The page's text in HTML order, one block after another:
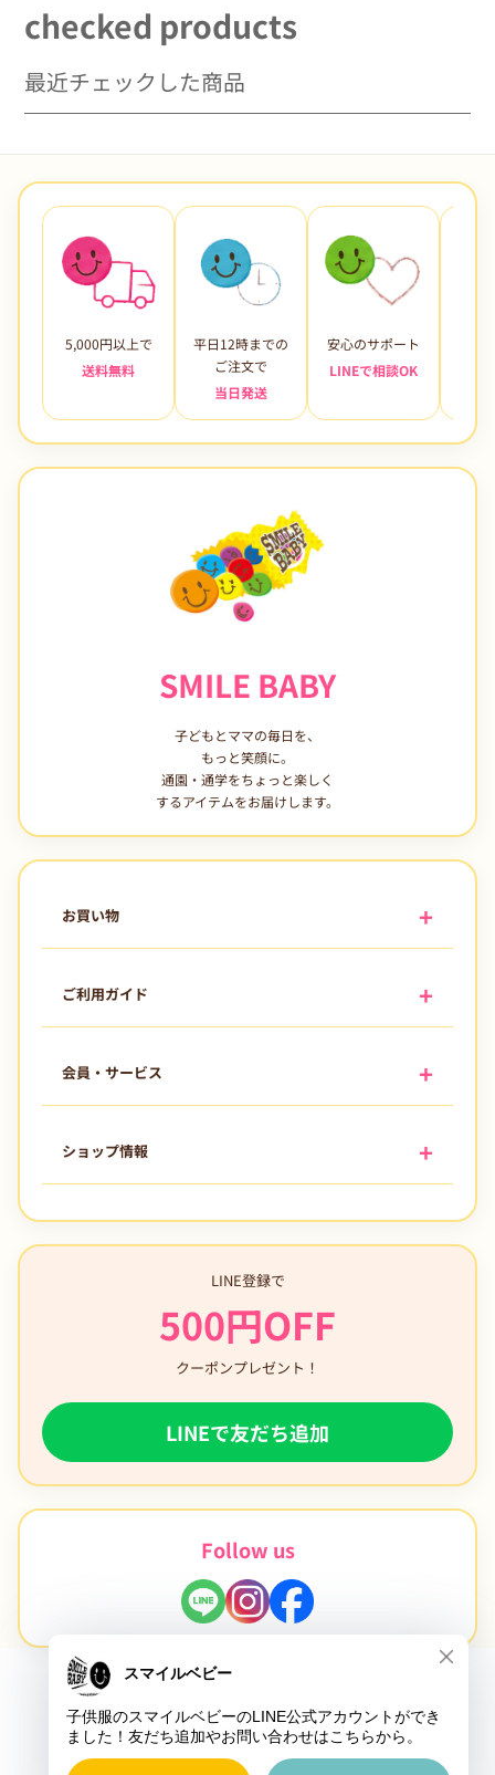
checked products
最近チェックした商品
5,000円以上で
送料無料
平日12時までの
ご注文で
当日発送
安心のサポート
LINEで相談OK
SMILE BABY
子どもとママの毎日を、
もっと笑顔に。
通園・通学をちょっと楽しく
するアイテムをお届けします。
お買い物
ご利用ガイド
会員・サービス
ショップ情報
LINE登録で
500円OFF
クーポンプレゼント！
LINEで友だち追加
Follow us
page top